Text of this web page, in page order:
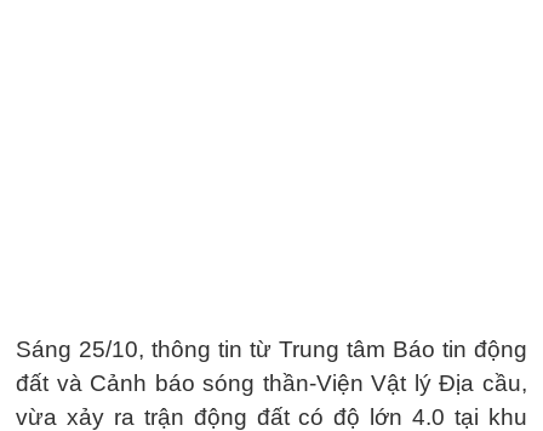
Sáng 25/10, thông tin từ Trung tâm Báo tin động
đất và Cảnh báo sóng thần-Viện Vật lý Địa cầu,
vừa xảy ra trận động đất có độ lớn 4.0 tại khu